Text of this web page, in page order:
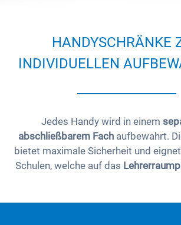
HANDYSCHRÄNKE
INDIVIDUELLEN
Jedes Handy wird in einem
abschließbarem Fachaufbewahrt.
bietet maximale Sicherheit und
Schulen, welche auf das